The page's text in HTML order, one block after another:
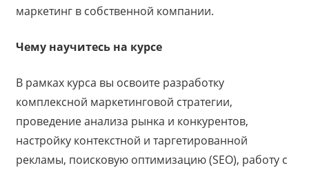
маркетинг в собственной компании.
Чему научитесь на курсе
В рамках курса вы освоите разработку
комплексной маркетинговой стратегии,
проведение анализа рынка и конкурентов,
настройку контекстной и таргетированной
рекламы, поисковую оптимизацию (SEO), работу с